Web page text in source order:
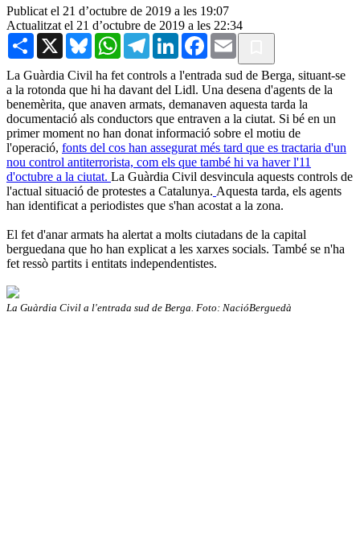
Publicat el 21 d’octubre de 2019 a les 19:07
Actualitzat el 21 d’octubre de 2019 a les 22:34
Share X BlueskyWhatsAppTelegramLinkedInFacebook
Email
La Guàrdia Civil ha fet controls a l'entrada sud de Berga, situant-se
a la rotonda que hi ha davant del Lidl. Una desena d'agents de la
benemèrita, que anaven armats, demanaven aquesta tarda la
documentació als conductors que entraven a la ciutat. Si bé en un
primer moment no han donat informació sobre el motiu de
l'operació, fonts del cos han assegurat més tard que es tractaria d'un
nou control antiterrorista, com els que també hi va haver l'11
d'octubre a la ciutat. La Guàrdia Civil desvincula aquests controls de
l'actual situació de protestes a Catalunya. Aquesta tarda, els agents
han identificat a periodistes que s'han acostat a la zona.
El fet d'anar armats ha alertat a molts ciutadans de la capital
berguedana que ho han explicat a les xarxes socials. També se n'ha
fet ressò partits i entitats independentistes.
La Guàrdia Civil a l'entrada sud de Berga. Foto: NacióBerguedà